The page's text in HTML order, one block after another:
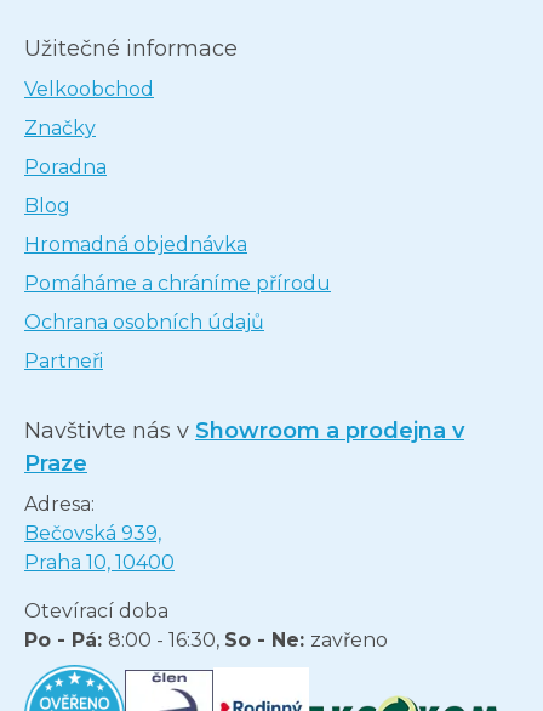
Užitečné informace
Velkoobchod
Značky
Poradna
Blog
Hromadná objednávka
Pomáháme a chráníme přírodu
Ochrana osobních údajů
Partneři
Navštivte nás v Showroom a prodejna v
Praze
Adresa:
Bečovská 939,
Praha 10, 10400
Otevírací doba
Po - Pá: 8:00 - 16:30, So - Ne: zavřeno